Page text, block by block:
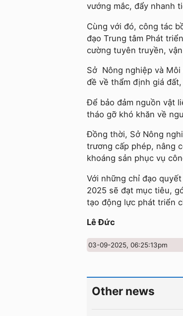
vướng mắc, đẩy nhanh
Cùng với đó, công tác
đạo Trung tâm Phát
cường tuyên truyền,
Sở Nông nghiệp và
đề về thẩm định giá
Để bảo đảm nguồn vật
tháo gỡ khó khăn về
Đồng thời, Sở Nông
trương cấp phép, nâng
khoáng sản phục vụ
Với những chỉ đạo
2025 sẽ đạt mục tiêu,
tạo động lực phát triển
Lê Đức
03-09-2025, 06:25:13pm
Other news